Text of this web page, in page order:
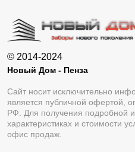
© 2014-2024
Новый Дом - Пенза
Сайт носит исключительно
является публичной офертой,
РФ. Для получения подробной
характеристиках и стоимости
офис продаж.